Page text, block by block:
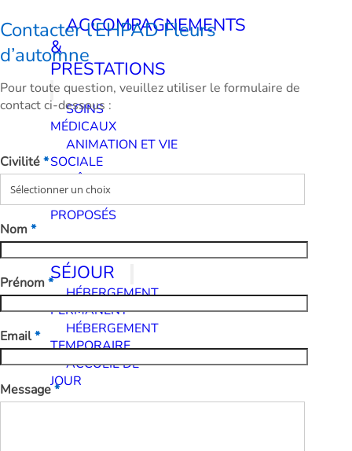
ACCOMPAGNEMENTS
&
PRESTATIONS
SOINS
MÉDICAUX
ANIMATION ET VIE
SOCIALE
HÔTELLERIE
SERVICES
PROPOSÉS
TYPE DE
SÉJOUR
HÉBERGEMENT
PERMANENT
HÉBERGEMENT
TEMPORAIRE
ACCUEIL DE
JOUR
Contacter l’EHPAD Fleurs
d’automne
Pour toute question, veuillez utiliser le formulaire de
contact ci-dessous :
Civilité*
Nom*
Prénom*
Email*
Message*